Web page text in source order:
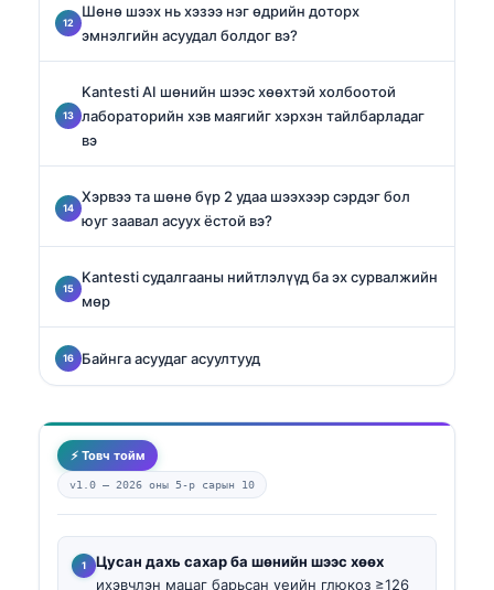
Шөнө шээх нь хэзээ нэг өдрийн доторх
эмнэлгийн асуудал болдог вэ?
Kantesti AI шөнийн шээс хөөхтэй холбоотой
лабораторийн хэв маягийг хэрхэн тайлбарладаг
вэ
Хэрвээ та шөнө бүр 2 удаа шээхээр сэрдэг бол
юуг заавал асуух ёстой вэ?
Kantesti судалгааны нийтлэлүүд ба эх сурвалжийн
мөр
Байнга асуудаг асуултууд
⚡ Товч тойм
v1.0 — 2026 оны 5-р сарын 10
Цусан дахь сахар ба шөнийн шээс хөөх
ихэвчлэн мацаг барьсан үеийн глюкоз ≥126